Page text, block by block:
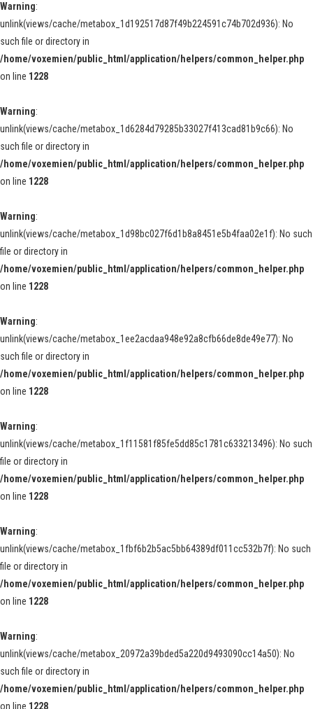
Warning:
unlink(views/cache/metabox_1d192517d87f49b224591c74b702d936): No
such file or directory in
/home/voxemien/public_html/application/helpers/common_helper.php
on line 1228
Warning:
unlink(views/cache/metabox_1d6284d79285b33027f413cad81b9c66): No
such file or directory in
/home/voxemien/public_html/application/helpers/common_helper.php
on line 1228
Warning:
unlink(views/cache/metabox_1d98bc027f6d1b8a8451e5b4faa02e1f): No such
file or directory in
/home/voxemien/public_html/application/helpers/common_helper.php
on line 1228
Warning:
unlink(views/cache/metabox_1ee2acdaa948e92a8cfb66de8de49e77): No
such file or directory in
/home/voxemien/public_html/application/helpers/common_helper.php
on line 1228
Warning:
unlink(views/cache/metabox_1f11581f85fe5dd85c1781c633213496): No such
file or directory in
/home/voxemien/public_html/application/helpers/common_helper.php
on line 1228
Warning:
unlink(views/cache/metabox_1fbf6b2b5ac5bb64389df011cc532b7f): No such
file or directory in
/home/voxemien/public_html/application/helpers/common_helper.php
on line 1228
Warning:
unlink(views/cache/metabox_20972a39bded5a220d9493090cc14a50): No
such file or directory in
/home/voxemien/public_html/application/helpers/common_helper.php
on line 1228